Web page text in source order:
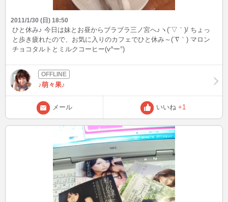
2011/1/30 (日) 18:50
ひと休み♪ 今日は妹とお昼からブラブラ三ノ宮へ♪ヽ(´▽｀)/ ちょっ
と歩き疲れたので、お気に入りのカフェでひと休み～(´∇｀) マロン
チョコタルトとミルクコーヒー(v^ー°)
♪萌々果♪
メール いいね +1